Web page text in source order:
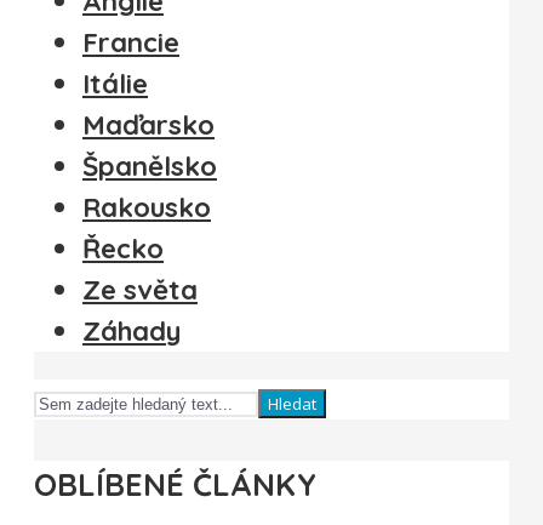
Francie
Itálie
Maďarsko
Španělsko
Rakousko
Řecko
Ze světa
Záhady
Hledat
OBLÍBENÉ ČLÁNKY